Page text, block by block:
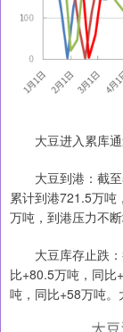
大豆进入累库通
大豆到港：截至5
累计到港721.5万吨
万吨，到港压力不断
大豆库存止跌：
比+80.5万吨，同比
吨，同比+58万吨。